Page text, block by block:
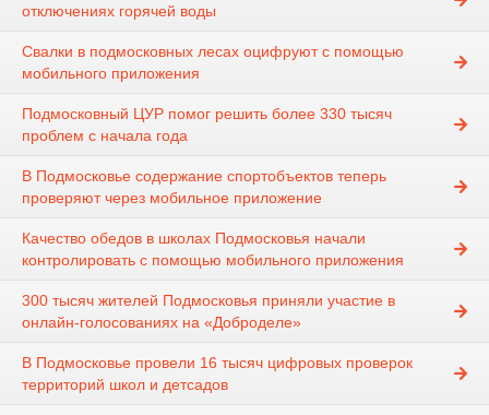
отключениях горячей воды
Свалки в подмосковных лесах оцифруют с помощью
мобильного приложения
Подмосковный ЦУР помог решить более 330 тысяч
проблем с начала года
В Подмосковье содержание спортобъектов теперь
проверяют через мобильное приложение
Качество обедов в школах Подмосковья начали
контролировать с помощью мобильного приложения
300 тысяч жителей Подмосковья приняли участие в
онлайн-голосованиях на «Доброделе»
В Подмосковье провели 16 тысяч цифровых проверок
территорий школ и детсадов